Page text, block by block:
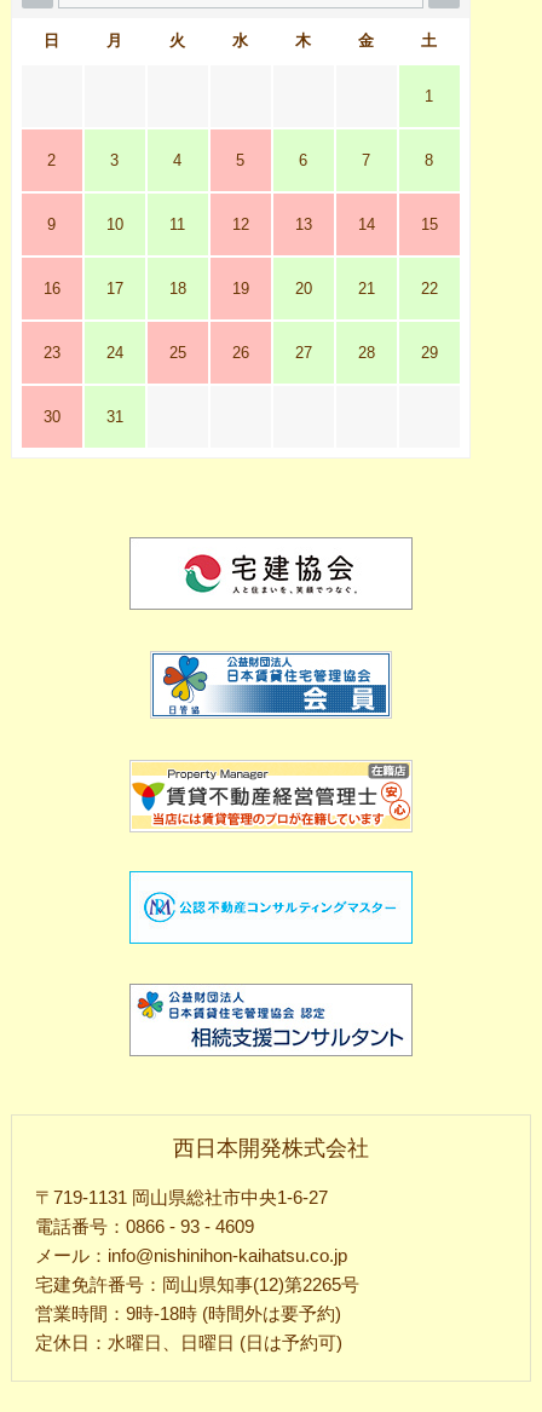
日 月 火 水 木 金 土
1
2 3 4 5 6 7 8
9 10 11 12 13 14 15
16 17 18 19 20 21 22
23 24 25 26 27 28 29
30 31
西日本開発株式会社
〒719-1131 岡山県総社市中央1-6-27
電話番号：0866 - 93 - 4609
メール：info@nishinihon-kaihatsu.co.jp
宅建免許番号：岡山県知事(12)第2265号
営業時間：9時-18時 (時間外は要予約)
定休日：水曜日、日曜日 (日は予約可)